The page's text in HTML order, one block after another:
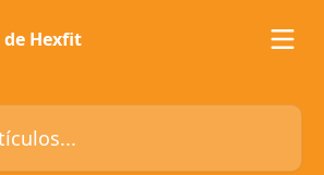
de Hexfit